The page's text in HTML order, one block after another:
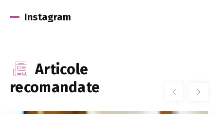
Instagram
Articole
recomandate